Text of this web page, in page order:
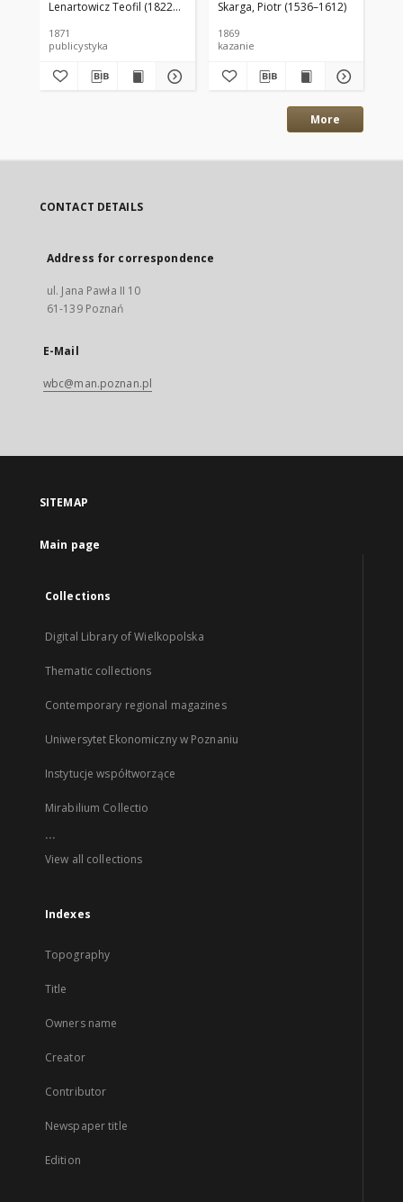
Lenartowicz Teofil (1822–1893)
1871
publicystyka
Skarga, Piotr (1536–1612)
1869
kazanie
More
CONTACT DETAILS
Address for correspondence
ul. Jana Pawła II 10
61-139 Poznań
E-Mail
wbc@man.poznan.pl
SITEMAP
Main page
Collections
Digital Library of Wielkopolska
Thematic collections
Contemporary regional magazines
Uniwersytet Ekonomiczny w Poznaniu
Instytucje współtworzące
Mirabilium Collectio
...
View all collections
Indexes
Topography
Title
Owners name
Creator
Contributor
Newspaper title
Edition